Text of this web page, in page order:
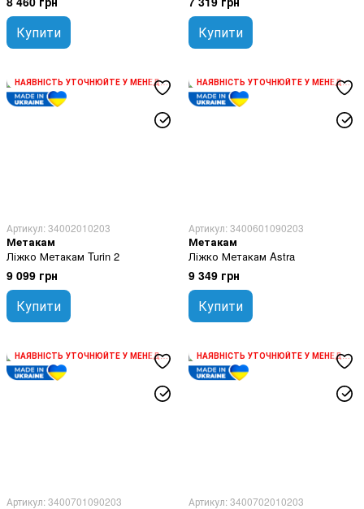
Купити Купити
НАЯВНІСТЬ УТОЧНЮЙТЕ У МЕНЕДЖЕРА
Артикул: 34002010203
Метакам
Ліжко Метакам Turin 2
9 099 грн
Купити
НАЯВНІСТЬ УТОЧНЮЙТЕ У МЕНЕДЖЕРА
Артикул: 3400601090203
Метакам
Ліжко Метакам Astra
9 349 грн
Купити
НАЯВНІСТЬ УТОЧНЮЙТЕ У МЕНЕДЖЕРА
Артикул: 3400701090203
НАЯВНІСТЬ УТОЧНЮЙТЕ У МЕНЕДЖЕРА
Артикул: 3400702010203